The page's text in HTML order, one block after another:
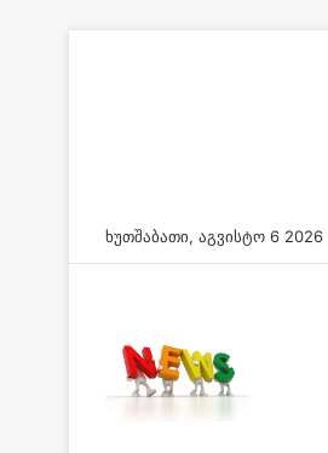
ხუთშაბათი, აგვისტო 6 2026